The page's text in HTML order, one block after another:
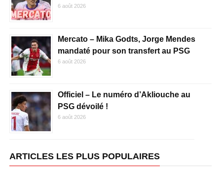
6 août 2026
Mercato – Mika Godts, Jorge Mendes
mandaté pour son transfert au PSG
6 août 2026
Officiel – Le numéro d’Akliouche au
PSG dévoilé !
6 août 2026
ARTICLES LES PLUS POPULAIRES